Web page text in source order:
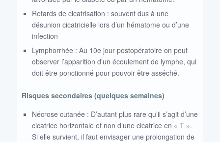
Retards de cicatrisation : souvent dus à une
désunion cicatricielle lors d’un hématome ou d’une
infection
Lymphorrhée : Au 10e jour postopératoire on peut
observer l’apparition d’un écoulement de lymphe, qui
doit être ponctionné pour pouvoir être asséché.
Risques secondaires (quelques semaines)
Nécrose cutanée : D’autant plus rare qu’il s’agit d’une
cicatrice horizontale et non d’une cicatrice en « T ».
Si elle survient, il faut envisager une prolongation de